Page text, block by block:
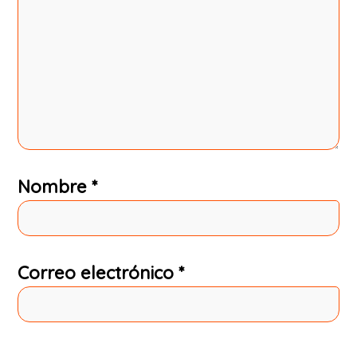
Nombre*
Correo electrónico*